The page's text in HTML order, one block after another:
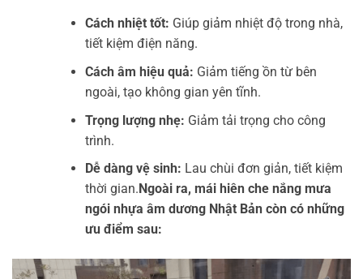
Cách nhiệt tốt: Giúp giảm nhiệt độ trong nhà,
tiết kiệm điện năng.
Cách âm hiệu quả: Giảm tiếng ồn từ bên
ngoài, tạo không gian yên tĩnh.
Trọng lượng nhẹ: Giảm tải trọng cho công
trình.
Dễ dàng vệ sinh: Lau chùi đơn giản, tiết kiệm
thời gian. Ngoài ra, mái hiên che nắng mưa
ngói nhựa âm dương Nhật Bản còn có những
ưu điểm sau: